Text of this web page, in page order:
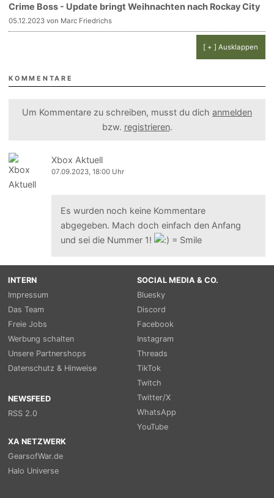
Crime Boss - Update bringt Weihnachten nach Rockay City
05.12.2023 von Marc Friedrichs
[ + ] Ausklappen
KOMMENTARE
Um Kommentare zu schreiben, musst du dich anmelden
bzw. registrieren.
Xbox Aktuell
07.09.2023, 18:00 Uhr
Es wurden noch keine Kommentare
abgegeben. Mach doch einfach den Anfang
und sei die Nummer 1!
INTERN
Impressum
Das Team
Freie Jobs
Werbung schalten
Unsere Partnershops
Datenschutz & Hinweise
NEWSFEED
RSS 2.0
SOCIAL MEDIA & CO.
Bluesky
Discord
Facebook
Instagram
Threads
TikTok
Twitch
Twitter/X
WhatsApp
YouTube
XA NETZWERK
GearsofWar.de
Halo Universe